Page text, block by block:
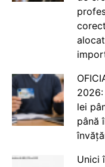
lei
până
Unici